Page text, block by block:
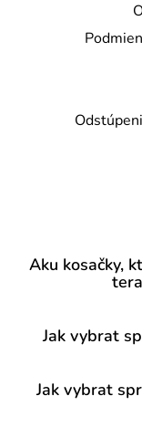
Aku kosačky,
Jak vybrat
Jak vybrat